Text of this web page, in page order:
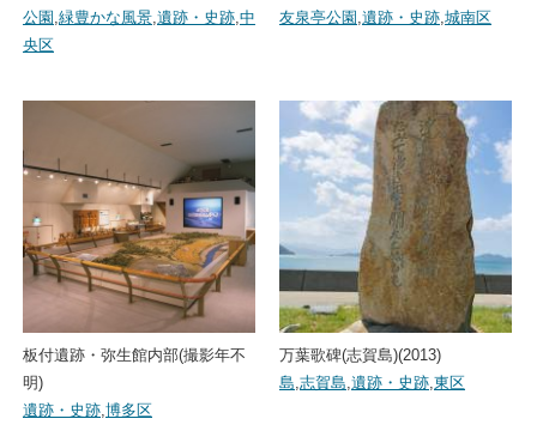
公園 ,緑豊かな風景,遺跡・史跡,中
央区
友泉亭公園 ,遺跡・史跡,城南区
板付遺跡・弥生館内部(撮影年不
明)
遺跡・史跡,博多区
万葉歌碑(志賀島)(2013)
島,志賀島,遺跡・史跡,東区